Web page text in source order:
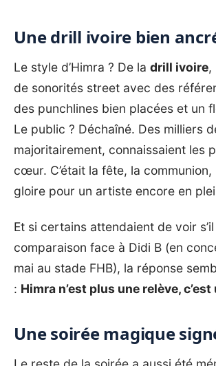
Une drill ivoire bien
Le style d’Himra ? De la drill ivoire,
de sonorités street avec des
des punchlines bien placées et un
Le public ? Déchaîné. Des milliers
majoritairement, connaissaient les
cœur. C’était la fête, la
gloire pour un artiste encore en
Et si certains attendaient de voir
comparaison face à Didi B (en
mai au stade FHB), la réponse
: Himra n’est plus une relève,
Une soirée magique